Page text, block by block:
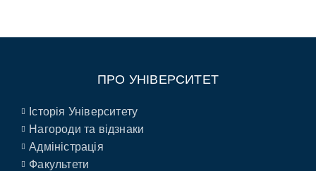
ПРО УНІВЕРСИТЕТ
Історія Університету
Нагороди та відзнаки
Адміністрація
Факультети